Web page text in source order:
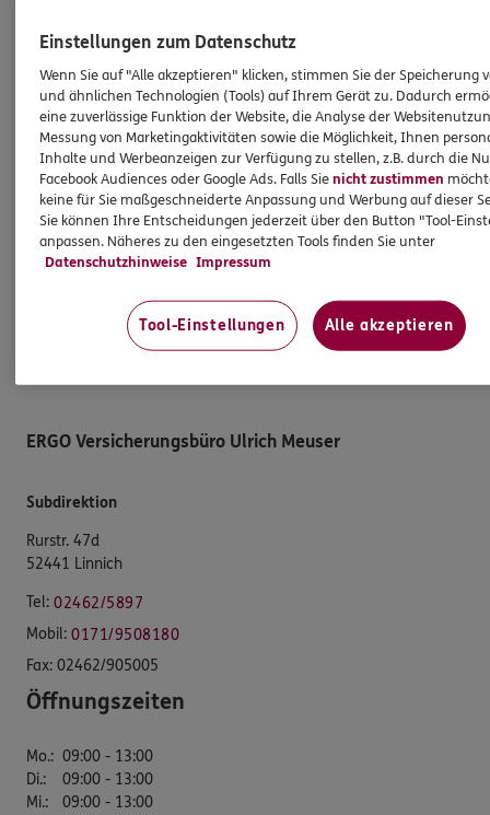
Schaden melden
Erstkontaktinformationen
EU-Offenlegungsvereinbarung
Datenverarbeitung
Das könnte Sie auch interessieren
Unsere Agentur
ERGO Versicherungsbüro Ulrich Meuser
Subdirektion
Rurstr. 47d
52441 Linnich
Tel: 02462/5897
Mobil: 0171/9508180
Fax: 02462/905005
Öffnungszeiten
Mo.: 09:00 - 13:00
Di.:
09:00 - 13:00
Mi.:
09:00 - 13:00
Einstellungen zum Datenschutz
Wenn Sie auf "Alle akzeptieren" klicken, stimmen Sie der Speicherung
und ähnlichen Technologien (Tools) auf Ihrem Gerät zu. Dadurch
eine zuverlässige Funktion der Website, die Analyse der
Messung von Marketingaktivitäten sowie die Möglichkeit, Ihnen
Inhalte und Werbeanzeigen zur Verfügung zu stellen, z.B. durch die
Facebook Audiences oder Google Ads. Falls Sienicht zustimmen
keine für Sie maßgeschneiderte Anpassung und Werbung auf dieser
Sie können Ihre Entscheidungen jederzeit über den Button "Tool-
anpassen. Näheres zu den eingesetzten Tools finden Sie unter
Datenschutzhinweise Impressum
Tool-Einstellungen Alle akzeptieren